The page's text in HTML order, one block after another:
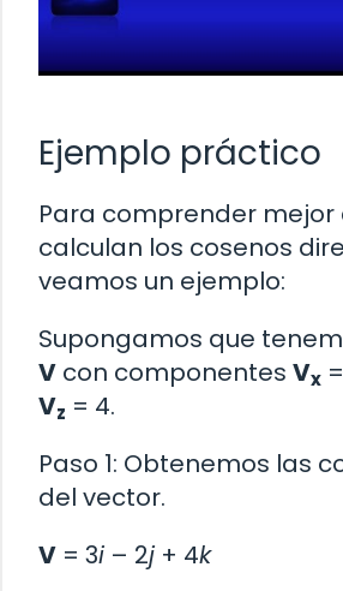
Ejemplo práctico
Para comprender mejor
calculan los cosenos
veamos un ejemplo:
Supongamos que
V con componentes Vx
Vz = 4.
Paso 1: Obtenemos las
del vector.
V = 3i – 2j + 4k